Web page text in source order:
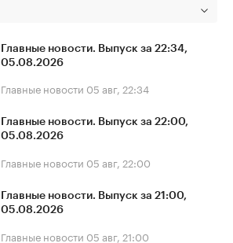
Главные новости. Выпуск за 22:34,
05.08.2026
Главные новости 05 авг, 22:34
Главные новости. Выпуск за 22:00,
05.08.2026
Главные новости 05 авг, 22:00
Главные новости. Выпуск за 21:00,
05.08.2026
Главные новости 05 авг, 21:00